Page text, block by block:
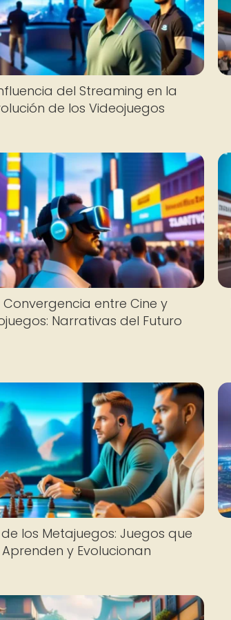
del Streaming en la
de los Videojuegos
Convergencia entre Cine y
Narrativas del Futuro
de los Metajuegos: Juegos que
Aprenden y Evolucionan